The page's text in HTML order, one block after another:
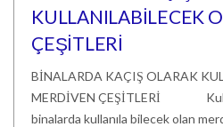
KULLANILABİLECEK
ÇEŞİTLERİ
BİNALARDA KAÇIŞ OLARAK
MERDİVEN ÇEŞİTLERİ
binalarda kullanıla bilecek olan